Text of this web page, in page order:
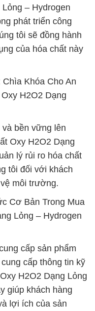
– Hydrogen
phát triển công
tôi sẽ đồng hành
của hóa chất này
Khóa Cho An
H2O2 Dạng
bền vững lên
Oxy H2O2 Dạng
lý rủi ro hóa chất
tôi đối với khách
môi trường.
Cơ Bản Trong Mua
Lỏng – Hydrogen
cấp sản phẩm
cấp thông tin kỹ
H2O2 Dạng Lỏng
giúp khách hàng
lợi ích của sản